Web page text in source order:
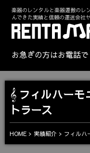
楽器のレンタルと楽器運搬のレ
んできた実績と信頼の運送会社
お急ぎの方はお電話で
フィルハーモ
トラース
HOME 実績紹介 フィルハ